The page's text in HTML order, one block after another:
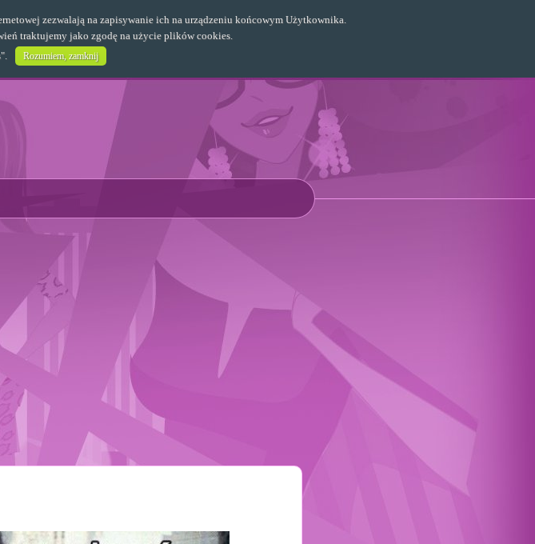
zezwalają na zapisywanie ich na urządzeniu końcowym Użytkownika.
traktujemy jako zgodę na użycie plików cookies.
". Rozumiem, zamknij